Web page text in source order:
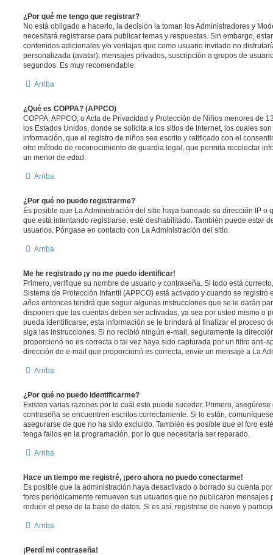
¿Por qué me tengo que registrar?
No está obligado a hacerlo, la decisión la toman los Administradores y
necesitará registrarse para publicar temas y respuestas. Sin embargo,
contenidos adicionales y/o ventajas que como usuario invitado no
personalizada (avatar), mensajes privados, suscripción a grupos de
segundos. Es muy recomendable.
Arriba
¿Qué es COPPA? (APPCO)
COPPA, APPCO, o Acta de Privacidad y Protección de Niños menores de
los Estados Unidos, donde se solicita a los sitios de Internet, los cuales
información, que el registro de niños sea escrito y ratificado con el
otro método de reconocimiento de guardia legal, que permita recolectar
un menor de edad.
Arriba
¿Por qué no puedo registrarme?
Es posible que La Administración del sitio haya baneado su dirección IP o
que está intentando registrarse, esté deshabilitado. También puede estar
usuarios. Póngase en contacto con La Administración del sitio.
Arriba
Me he registrado ¡y no me puedo identificar!
Primero, verifique su nombre de usuario y contraseña. Si todo está
Sistema de Protección Infantil (APPCO) está activado y cuando se
años entonces tendrá que seguir algunas instrucciones que se le darán
disponen que las cuentas deben ser activadas, ya sea por usted mismo o
pueda identificarse; esta información se le brindará al finalizar el proceso
siga las instrucciones. Si no recibió ningún e-mail, seguramente la
proporcionó no es correcta o tal vez haya sido capturada por un filtro anti-
dirección de e-mail que proporcionó es correcta, envíe un mensaje a La
Arriba
¿Por qué no puedo identificarme?
Existen varias razones por lo cuál esto puede suceder. Primero,
contraseña se encuentren escritos correctamente. Si lo están,
asegurarse de que no ha sido excluido. También es posible que el foro
tenga fallos en la programación, por lo que necesitaría ser reparado.
Arriba
Hace un tiempo me registré, ¡pero ahora no puedo conectarme!
Es posible que la administración haya desactivado o borrado su cuenta
foros periódicamente remueven sus usuarios que no publicaron mensajes
reducir el peso de la base de datos. Si es así, registrese de nuevo y
Arriba
¡Perdí mi contraseña!